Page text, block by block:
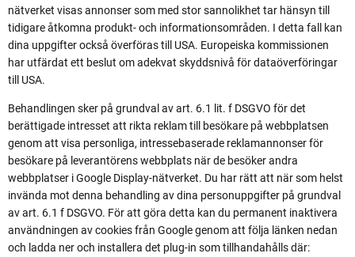
nätverket visas annonser som med stor sannolikhet tar hänsyn till
tidigare åtkomna produkt- och informationsområden. I detta fall kan
dina uppgifter också överföras till USA. Europeiska kommissionen
har utfärdat ett beslut om adekvat skyddsnivå för dataöverföringar
till USA.
Behandlingen sker på grundval av art. 6.1 lit. f DSGVO för det
berättigade intresset att rikta reklam till besökare på webbplatsen
genom att visa personliga, intressebaserade reklamannonser för
besökare på leverantörens webbplats när de besöker andra
webbplatser i Google Display-nätverket. Du har rätt att när som helst
invända mot denna behandling av dina personuppgifter på grundval
av art. 6.1 f DSGVO. För att göra detta kan du permanent inaktivera
användningen av cookies från Google genom att följa länken nedan
och ladda ner och installera det plug-in som tillhandahålls där: